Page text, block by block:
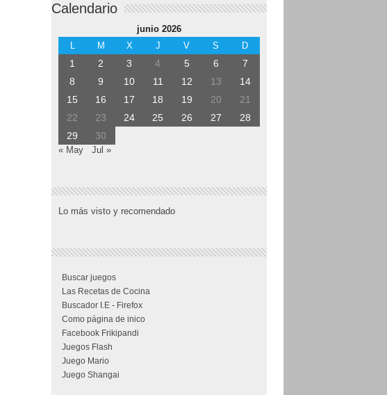
Calendario
junio 2026
L
M X J V S D
1 2 3 4 5 6
7
8
9 10 11 12 13
14
15
16 17 18 19 20
21
22
23 24 25 26 27
28
29
30
« May Jul »
Lo más visto y recomendado
Buscar juegos
Las Recetas de Cocina
Buscador I.E - Firefox
Como página de inico
Facebook Frikipandi
Juegos Flash
Juego Mario
Juego Shangai